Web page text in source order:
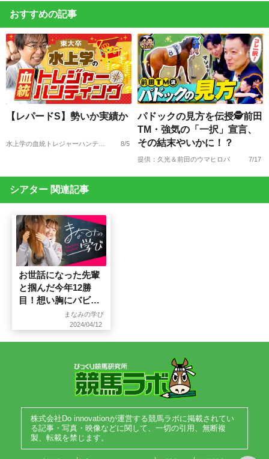
おすすめの記事
【レパードS】勢いか実績か
8/5
パドックの見方を伝授🕵前田
TM・強気の「一択」宣言、
その結末やいかに！？
提供：久光＆前田のウマヒロバ 7/17
シアター 関連記事
お世話になった先輩
と掴んだ今年12勝
目！想い胸にバビッ
トと福島に挑むまなみの学び
2024/04/12
株式会社Do innovationが運営する競馬ラボに掲載されてい
る記事・写真・映像などに関して、一切の引用、無断複
製、転載を禁じます。